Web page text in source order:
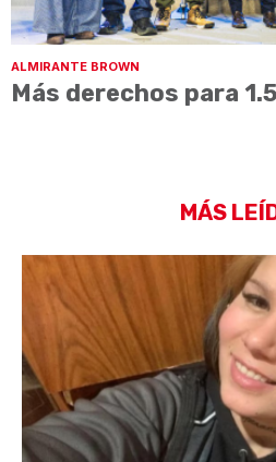
ALMIRANTE BROWN
Más derechos para
MÁS